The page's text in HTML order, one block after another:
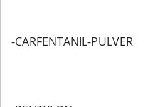
-CARFENTANIL-PULVER